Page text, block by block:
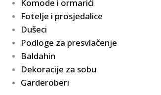
Komode i ormarići
Fotelje i prosjedalice
Dušeci
Podloge za presvlačenje
Baldahin
Dekoracije za sobu
Garderoberi